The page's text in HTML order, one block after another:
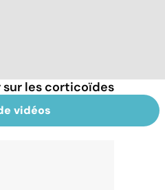
sur les corticoïdes
vidéos